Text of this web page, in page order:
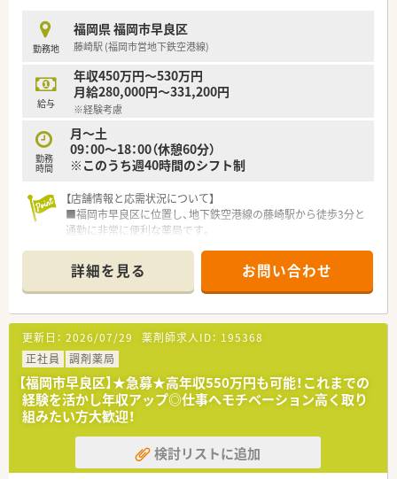
【法人特徴について】
■福岡県春日市に本社を構え、福岡から関東エリアまで45店舗
を展開する成長企業です。
■2021年12月に東証グロース市場へ上場し、超高齢化社会に不
可欠な在宅医療に注力しています。
■福岡県内の在宅シェア率は26％で第1位であり、安定した経営
基盤と将来性を有します。
【想定される業務内容】
■保険調剤、監査、服薬指導といった外来業務と、在宅訪問業務
■居宅や施設への在宅訪問（比率50％）が中心となり、お車での
運転業務が必須となります。
■専門知識が求められる麻薬の取り扱いや、カテーテル・ポンプ
勤務地
福岡県 福岡市早良区
藤崎駅 (福岡市営地下鉄空港線)
給与
年収450万円～530万円
月給280,000円～331,200円
※経験考慮
勤務
時間
月～土
09：00～18：00（休憩60分）
※このうち週40時間のシフト制
【店舗情報と応需状況について】
■福岡市早良区に位置し、地下鉄空港線の藤崎駅から徒歩3分と
通勤に非常に便利な薬局です。
箋にも対応しています。
■1日の処方箋枚数は60枚～70枚程です。
■薬剤師は常勤3名とパート1名、事務スタッフ2名という体制で
日々の業務にあたります。
【募集背景と求める人物像について】
■透析や施設在宅の調剤業務が中心となるため、正確かつ迅速に
業務をこなせる方を求めます。
■チームで協力し合いながら業務を進めていくため、協調性を大
切にできる方を歓迎します。
■未経験の方やブランクがある方も、充実した研修制度があるた
め安心してご応募いただけます。
■専門性を高め、将来的に地域医療へより深く貢献したいという
意欲のある方に最適です。
詳細を見る お問い合わせ
更新日： 2026/07/29 薬剤師求人ID： 195368
正社員
調剤薬局
【福岡市早良区】★急募★高年収550万円も可能！これまでの
経験を活かし年収アップ◎仕事へモチベーション高く取り
組みたい方大歓迎！
検討リストに追加